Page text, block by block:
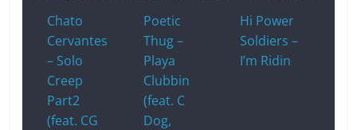
Chato
Cervantes
– Solo
Creep
Part2
(feat. CG
Poetic
Thug –
Playa
Clubbin
(feat. C
Dog,
Hi Power
Soldiers –
I’m Ridin